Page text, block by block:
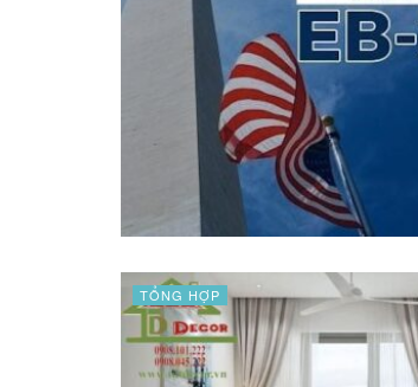
TỔNG HỢP